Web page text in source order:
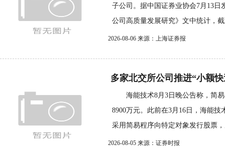
子公司。据中国证券业协会7月13日
公司高质量发展研究》文中统计，
2026-08-06 来源：上海证券报
多家北交所公司推进“小额
海能技术8月3日晚公告称，简易
8900万元。此前在3月16日，海能
采用简易程序向特定对象发行股票
2026-08-05 来源：证券时报